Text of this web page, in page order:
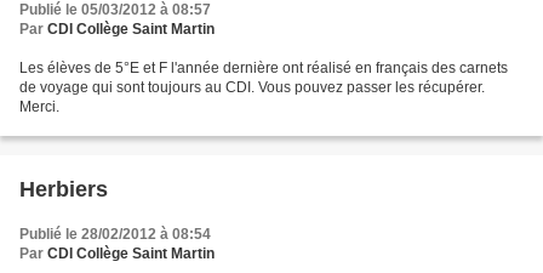
Publié le 05/03/2012 à 08:57
Par CDI Collège Saint Martin
Les élèves de 5°E et F l'année dernière ont réalisé en français des carnets
de voyage qui sont toujours au CDI. Vous pouvez passer les récupérer.
Merci.
Herbiers
Publié le 28/02/2012 à 08:54
Par CDI Collège Saint Martin